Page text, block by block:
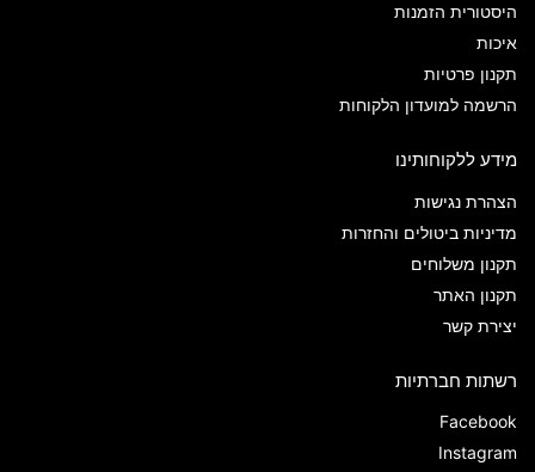
היסטורית הזמנות
איכות
תקנון פרטיות
הרשמה למועדון הלקוחות
מידע ללקוחותינו
הצהרת נגישות
מדיניות ביטולים והחזרות
תקנון משלוחים
תקנון האתר
יצירת קשר
רשתות חברתיות
Facebook
Instagram